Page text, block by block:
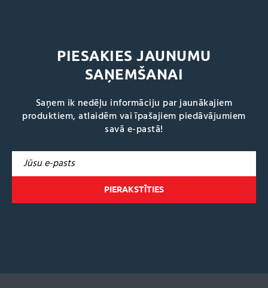
PIESAKIES JAUNUMU
SAŅEMŠANAI
Saņem ik nedēļu informāciju par jaunākajiem
produktiem, atlaidēm vai īpašajiem piedāvājumiem
savā e-pastā!
t